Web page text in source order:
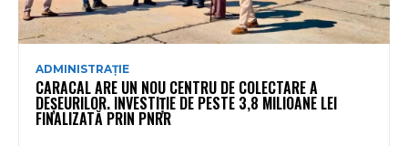
ADMINISTRAȚIE
CARACAL ARE UN NOU CENTRU DE COLECTARE A
DEȘEURILOR. INVESTIȚIE DE PESTE 3,8 MILIOANE LEI
FINALIZATĂ PRIN PNRR